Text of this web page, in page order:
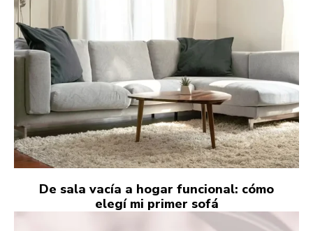
De sala vacía a hogar funcional: cómo
elegí mi primer sofá